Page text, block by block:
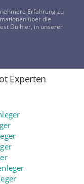
0800-8478266
Experten
Erfahrung zu
über die
Du hier, in unserer